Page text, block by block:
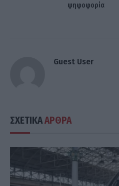
ψηφοφορία
Guest User
ΣΧΕΤΙΚΑΑΡΘΡΑ